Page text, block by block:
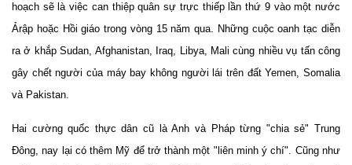
hoạch sẽ là việc can thiệp quân sự trực thiếp lần thứ 9 vào một nước
Ảrập hoặc Hồi giáo trong vòng 15 năm qua. Những cuộc oanh tạc diễn
ra ở khắp Sudan, Afghanistan, Iraq, Libya, Mali cùng nhiều vụ tấn công
gây chết người của máy bay không người lái trên đất Yemen, Somalia
và Pakistan.
Hai cường quốc thực dân cũ là Anh và Pháp từng "chia sẻ" Trung
Đông, nay lại có thêm Mỹ để trở thành một "liên minh ý chí". Cũng như